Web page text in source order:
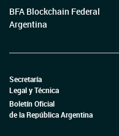
BFA Blockchain Federal
Argentina
Secretaría
Legal y Técnica
Boletín Oficial
de la República Argentina